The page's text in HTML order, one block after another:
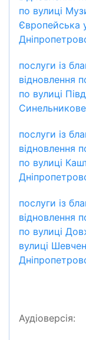
по вулиці
Європейська
послуги із
відновлення
по вулиці
послуги із
відновлення
по вулиці
послуги із
відновлення
по вулиці
вулиці
Аудіоверсія: